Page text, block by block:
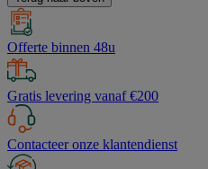
Offerte binnen 48u
Gratis levering vanaf €200
Contacteer onze klantendienst